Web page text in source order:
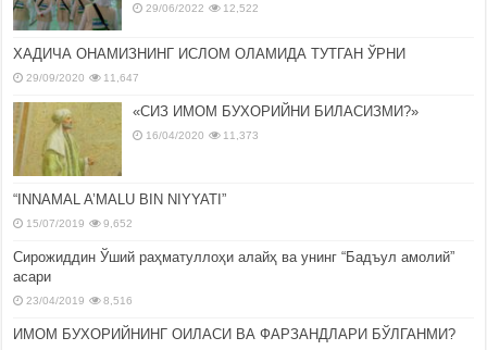
29/06/2022 12,522
ХАДИЧА ОНАМИЗНИНГ ИСЛОМ ОЛАМИДА ТУТГАН ЎРНИ
29/09/2020 11,647
«СИЗ ИМОМ БУХОРИЙНИ БИЛАСИЗМИ?»
16/04/2020 11,373
“INNAMAL A’MALU BIN NIYYATI”
15/07/2019 9,652
Сирожиддин Ўший раҳматуллоҳи алайҳ ва унинг “Бадъул амолий”
асари
23/04/2019 8,516
ИМОМ БУХОРИЙНИНГ ОИЛАСИ ВА ФАРЗАНДЛАРИ БЎЛГАНМИ?